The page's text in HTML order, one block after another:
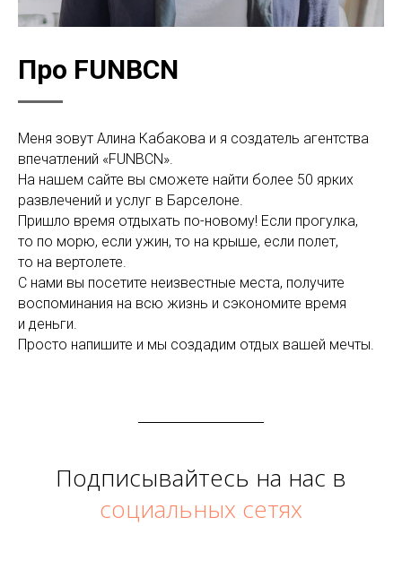
Про FUNBCN
Меня зовут Алина Кабакова и я создатель агентства
впечатлений «FUNBCN».
На нашем сайте вы сможете найти более 50 ярких
развлечений и услуг в Барселоне.
Пришло время отдыхать по-новому! Если прогулка,
то по морю, если ужин, то на крыше, если полет,
то на вертолете.
С нами вы посетите неизвестные места, получите
воспоминания на всю жизнь и сэкономите время
и деньги.
Просто напишите и мы создадим отдых вашей мечты.
Подписывайтесь на нас в
социальных сетях